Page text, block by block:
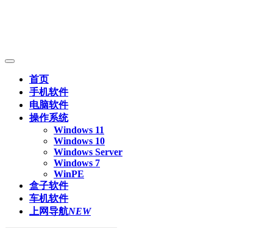
首页
手机软件
电脑软件
操作系统
Windows 11
Windows 10
Windows Server
Windows 7
WinPE
盒子软件
车机软件
上网导航NEW